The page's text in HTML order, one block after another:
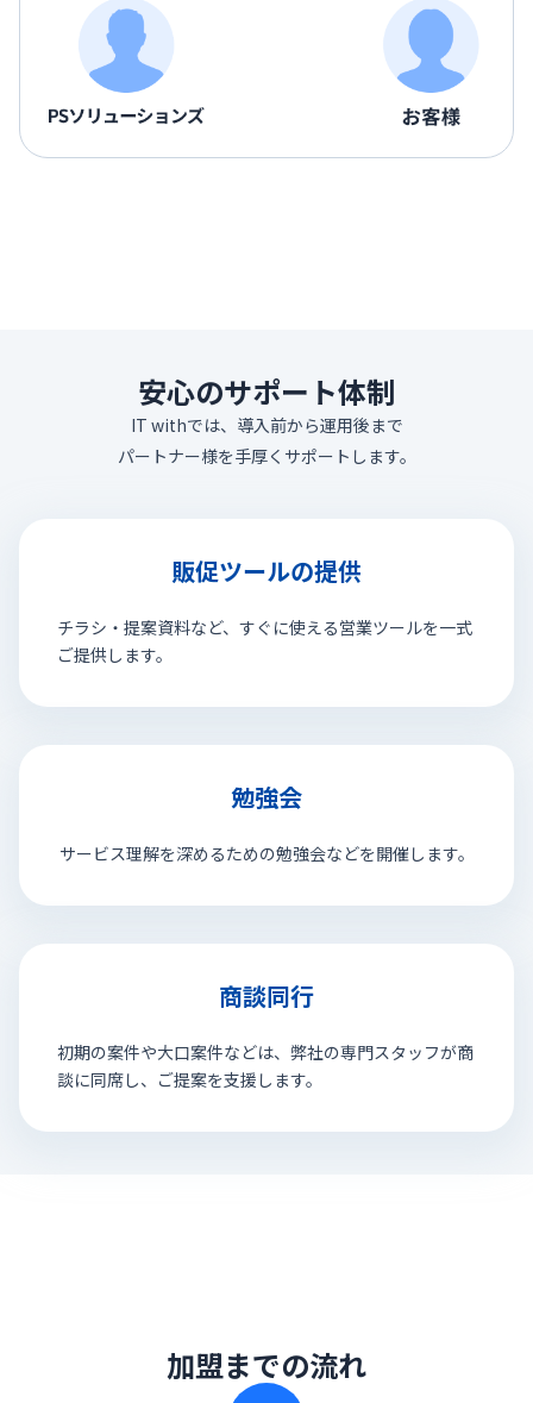
安心のサポート体制
IT withでは、導入前から運用後まで
パートナー様を手厚くサポートします。
販促ツールの提供
チラシ・提案資料など、すぐに使える営業ツールを一式
ご提供します。
勉強会
サービス理解を深めるための勉強会などを開催します。
商談同行
初期の案件や大口案件などは、弊社の専門スタッフが商
談に同席し、ご提案を支援します。
加盟までの流れ